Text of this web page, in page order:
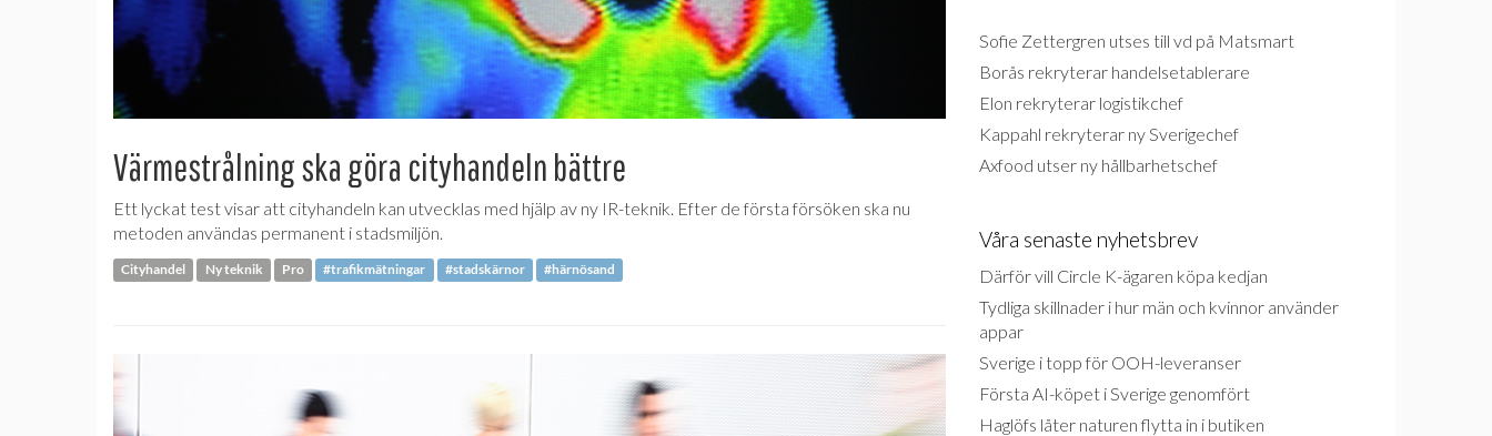
Värmestrålning ska göra cityhandeln bättre
Ett lyckat test visar att cityhandeln kan utvecklas med hjälp av ny IR-teknik. Efter de första försöken ska nu
metoden användas permanent i stadsmiljön.
Cityhandel Ny teknik Pro #trafikmätningar #stadskärnor #härnösand
Sofie Zettergren utses till vd på Matsmart
Borås rekryterar handelsetablerare
Elon rekryterar logistikchef
Kappahl rekryterar ny Sverigechef
Axfood utser ny hållbarhetschef
Våra senaste nyhetsbrev
Därför vill Circle K-ägaren köpa kedjan
Tydliga skillnader i hur män och kvinnor använder
appar
Sverige i topp för OOH-leveranser
Första AI-köpet i Sverige genomfört
Haglöfs låter naturen flytta in i butiken